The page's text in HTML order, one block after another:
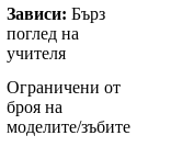
Зависи: Бърз
поглед на
учителя
Ограничени от
броя на
моделите/зъбите